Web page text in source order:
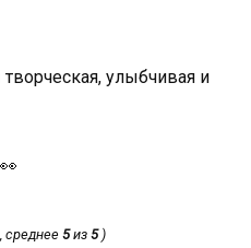
улыбчивая и
👀
среднее5из5)